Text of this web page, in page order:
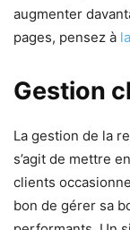
augmenter
pages, pensez à
Gestion
La gestion de la
s’agit de mettre
clients
bon de gérer sa